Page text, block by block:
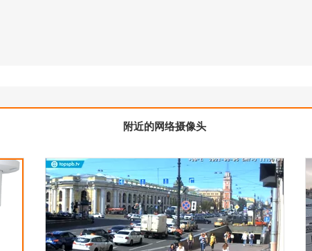
附近的网络摄像头